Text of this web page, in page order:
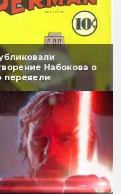
Набокова о
перевели